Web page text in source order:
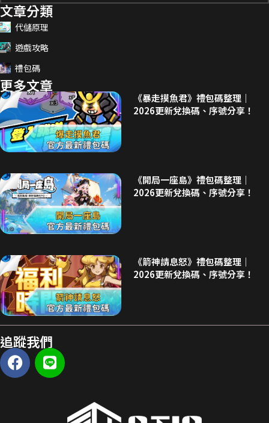
文章分類
代儲原理
遊戲攻略
禮包碼
更多文章
《暴走摸魚君》禮包碼整理｜
2026更新兌換碼、序號分享！
《開局一座島》禮包碼整理｜
2026更新兌換碼、序號分享！
《箭神請息怒》禮包碼整理｜
2026更新兌換碼、序號分享！
追蹤我們